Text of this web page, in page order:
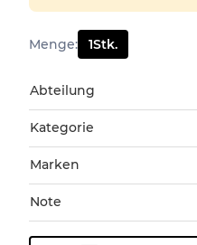
Menge: 1Stk.
Abteilung
Kategorie
Marken
Note